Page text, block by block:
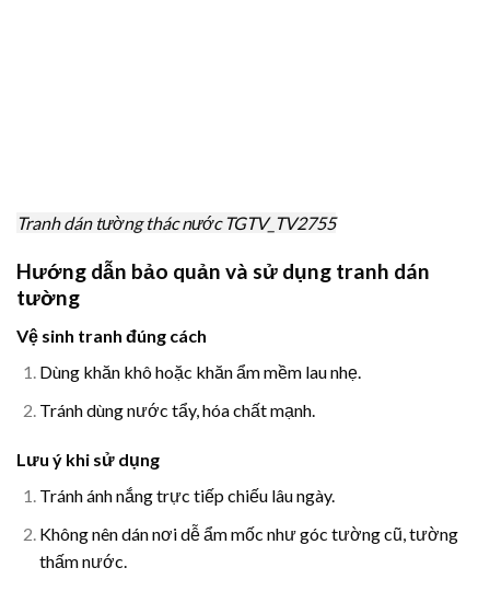
Tranh dán tường thác nước TGTV_TV2755
Hướng dẫn bảo quản và sử dụng tranh dán
tường
Vệ sinh tranh đúng cách
Dùng khăn khô hoặc khăn ẩm mềm lau nhẹ.
Tránh dùng nước tẩy, hóa chất mạnh.
Lưu ý khi sử dụng
Tránh ánh nắng trực tiếp chiếu lâu ngày.
Không nên dán nơi dễ ẩm mốc như góc tường cũ, tường
thấm nước.